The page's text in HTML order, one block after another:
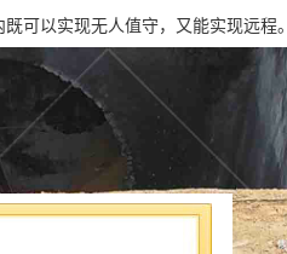
可以实现无人值守，又能实现远程。